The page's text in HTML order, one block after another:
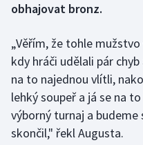
Curling
Dostihy
Florbal
Futsal
obhajovat bronz.
„Věřím, že tohle
kdy hráči udělali pár
na to najednou vlítli,
lehký soupeř a já se na
výborný turnaj a budeme
skončil," řekl Augusta.